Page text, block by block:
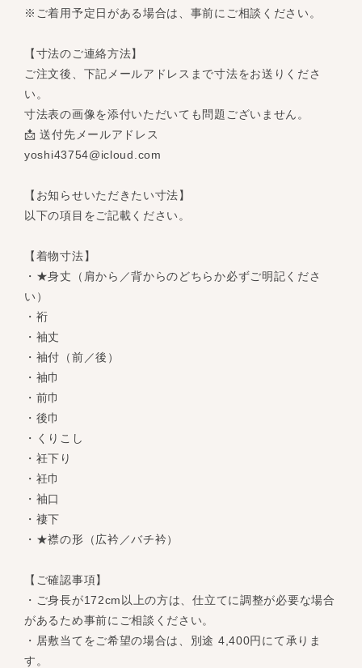
※ご着用予定日がある場合は、事前にご相談ください。
【寸法のご連絡方法】
ご注文後、下記メールアドレスまで寸法をお送りくださ
い。
寸法表の画像を添付いただいても問題ございません。
📩 送付先メールアドレス
yoshi43754@icloud.com
【お知らせいただきたい寸法】
以下の項目をご記載ください。
【着物寸法】
・★身丈（肩から／背からのどちらか必ずご明記くださ
い）
・裄
・袖丈
・袖付（前／後）
・袖巾
・前巾
・後巾
・くりこし
・衽下り
・衽巾
・袖口
・褄下
・★襟の形（広衿／バチ衿）
【ご確認事項】
・ご身長が172cm以上の方は、仕立てに調整が必要な場合
があるため事前にご相談ください。
・居敷当てをご希望の場合は、別途 4,400円にて承りま
す。